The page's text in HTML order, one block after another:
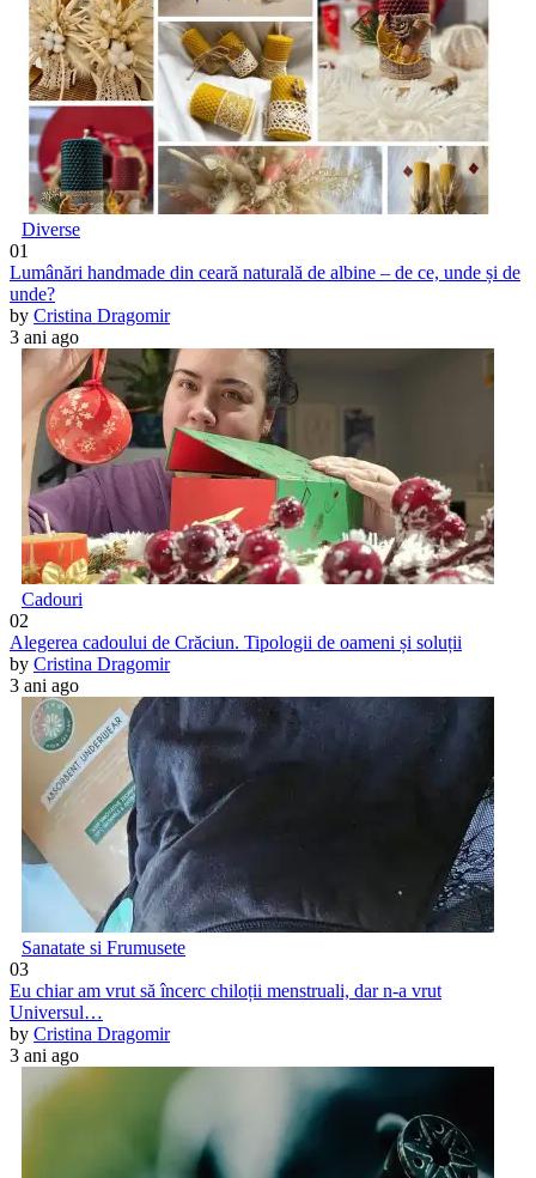
Diverse
01
Lumânări handmade din ceară naturală de albine – de ce, unde și de
unde?
by Cristina Dragomir
3 ani ago
Cadouri
02
Alegerea cadoului de Crăciun. Tipologii de oameni și soluții
by Cristina Dragomir
3 ani ago
Sanatate si Frumusete
03
Eu chiar am vrut să încerc chiloții menstruali, dar n-a vrut
Universul…
by Cristina Dragomir
3 ani ago